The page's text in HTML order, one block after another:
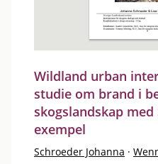
Wildland urban
studie om brand i
skogslandskap
exempel
Schroeder Johanna ·